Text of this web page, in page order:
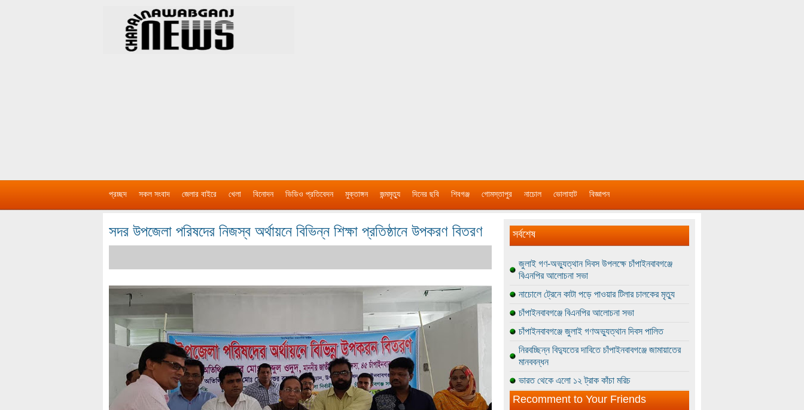
প্রচ্ছদ সকল সংবাদ জেলার বাইরে খেলা বিনোদন ভিডিও প্রতিবেদন মুক্তাঙ্গন জন্মমৃত্যু দিনের ছবি শিবগঞ্জ গোমস্তাপুর নাচোল ভোলাহাট বিজ্ঞাপন
সদর উপজেলা পরিষদের নিজস্ব অর্থায়নে বিভিন্ন শিক্ষা প্রতিষ্ঠানে উপকরণ বিতরণ সর্বশেষ
জুলাই গণ-অভ্যুত্থান দিবস উপলক্ষে চাঁপাইনবাবগঞ্জে
বিএনপির আলোচনা সভা
নাচোলে ট্রেনে কাটা পড়ে পাওয়ার টিলার চালকের মৃত্যু
চাঁপাইনবাবগঞ্জে বিএনপির আলোচনা সভা
চাঁপাইনবাবগঞ্জে জুলাই গণঅভ্যুত্থান দিবস পালিত
নিরবচ্ছিন্ন বিদ্যুতের দাবিতে চাঁপাইনবাবগঞ্জে জামায়াতের
মানববন্ধন
ভারত থেকে এলো ১২ ট্রাক কাঁচা মরিচ
Recomment to Your Friends